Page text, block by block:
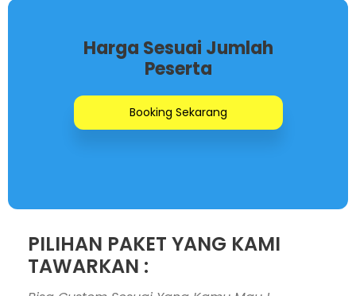
Harga Sesuai Jumlah
Peserta
Booking Sekarang
PILIHAN PAKET YANG KAMI
TAWARKAN :